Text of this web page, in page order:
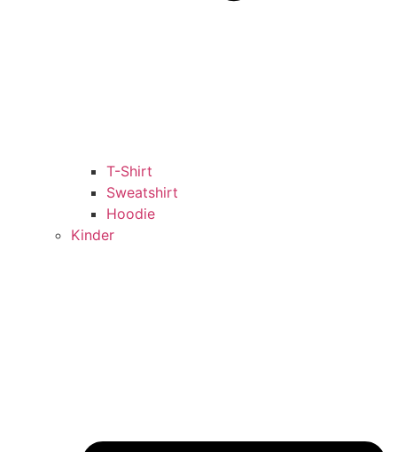
T-Shirt
Sweatshirt
Hoodie
Kinder